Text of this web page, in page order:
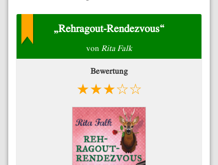
„Rehragout-Rendezvous“
von Rita Falk
Bewertung
★★★☆☆